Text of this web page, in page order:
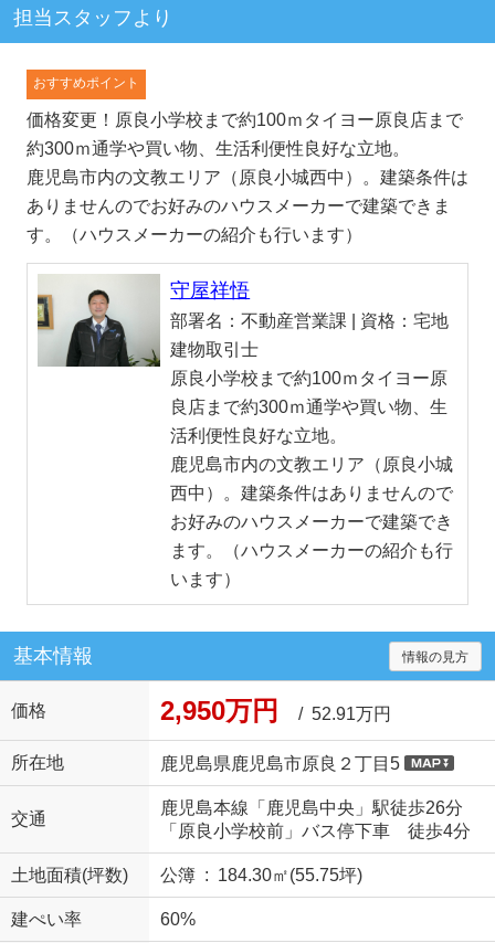
担当スタッフより
おすすめポイント
価格変更！原良小学校まで約100ｍタイヨー原良店まで
約300ｍ通学や買い物、生活利便性良好な立地。
鹿児島市内の文教エリア（原良小城西中）。建築条件は
ありませんのでお好みのハウスメーカーで建築できま
す。（ハウスメーカーの紹介も行います）
守屋祥悟
部署名：不動産営業課 | 資格：宅地
建物取引士
原良小学校まで約100ｍタイヨー原
良店まで約300ｍ通学や買い物、生
活利便性良好な立地。
鹿児島市内の文教エリア（原良小城
西中）。建築条件はありませんので
お好みのハウスメーカーで建築でき
ます。（ハウスメーカーの紹介も行
います）
基本情報 情報の見方
価格 2,950万円 / 52.91万円
所在地 鹿児島県鹿児島市原良２丁目5
交通
鹿児島本線「鹿児島中央」駅徒歩26分
「原良小学校前」バス停下車 徒歩4分
土地面積(坪数) 公簿 : 184.30㎡(55.75坪)
建ぺい率 60%